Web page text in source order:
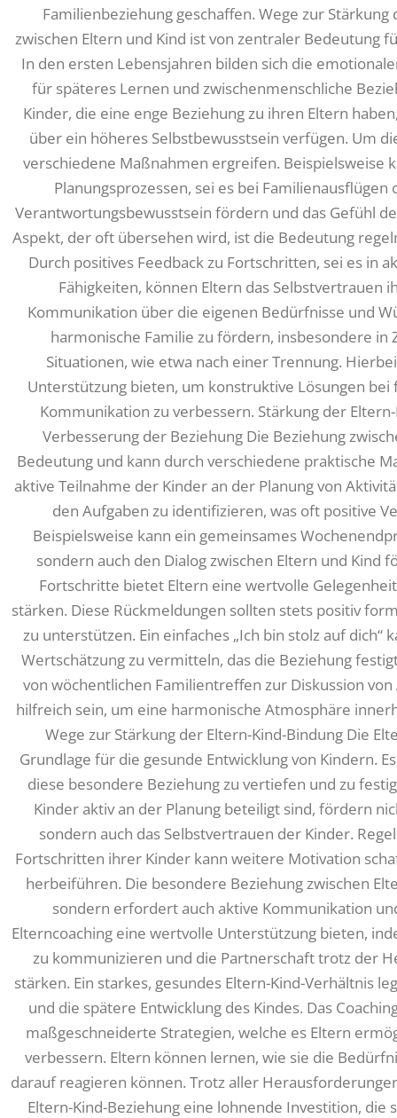
Familienbeziehung geschaffen. Wege zur
zwischen Eltern und Kind ist von zentraler Bedeutung
In den ersten Lebensjahren bilden sich die
für späteres Lernen und zwischenmenschliche
Kinder, die eine enge Beziehung zu ihren Eltern
über ein höheres Selbstbewusstsein verfügen. Um
verschiedene Maßnahmen ergreifen. Beispielsweise
Planungsprozessen, sei es bei
Verantwortungsbewusstsein fördern und das Gefühl
Aspekt, der oft übersehen wird, ist die Bedeutung
Durch positives Feedback zu Fortschritten, sei es in
Fähigkeiten, können Eltern das Selbstvertrauen
Kommunikation über die eigenen Bedürfnisse und
harmonische Familie zu fördern, insbesondere in
Situationen, wie etwa nach einer Trennung.
Unterstützung bieten, um konstruktive Lösungen
Kommunikation zu verbessern. Stärkung der
Verbesserung der Beziehung Die Beziehung
Bedeutung und kann durch verschiedene praktische
aktive Teilnahme der Kinder an der Planung von
den Aufgaben zu identifizieren, was oft positive
Beispielsweise kann ein gemeinsames
sondern auch den Dialog zwischen Eltern und Kind
Fortschritte bietet Eltern eine wertvolle
stärken. Diese Rückmeldungen sollten stets positiv
zu unterstützen. Ein einfaches „Ich bin stolz auf
Wertschätzung zu vermitteln, das die Beziehung
von wöchentlichen Familientreffen zur Diskussion
hilfreich sein, um eine harmonische Atmosphäre
Wege zur Stärkung der Eltern-Kind-Bindung Die
Grundlage für die gesunde Entwicklung von Kindern.
diese besondere Beziehung zu vertiefen und zu
Kinder aktiv an der Planung beteiligt sind, fördern
sondern auch das Selbstvertrauen der Kinder.
Fortschritten ihrer Kinder kann weitere Motivation
herbeiführen. Die besondere Beziehung zwischen
sondern erfordert auch aktive Kommunikation
Elterncoaching eine wertvolle Unterstützung bieten,
zu kommunizieren und die Partnerschaft trotz der
stärken. Ein starkes, gesundes Eltern-Kind-Verhältnis
und die spätere Entwicklung des Kindes. Das
maßgeschneiderte Strategien, welche es Eltern
verbessern. Eltern können lernen, wie sie die
darauf reagieren können. Trotz aller
Eltern-Kind-Beziehung eine lohnende Investition, die